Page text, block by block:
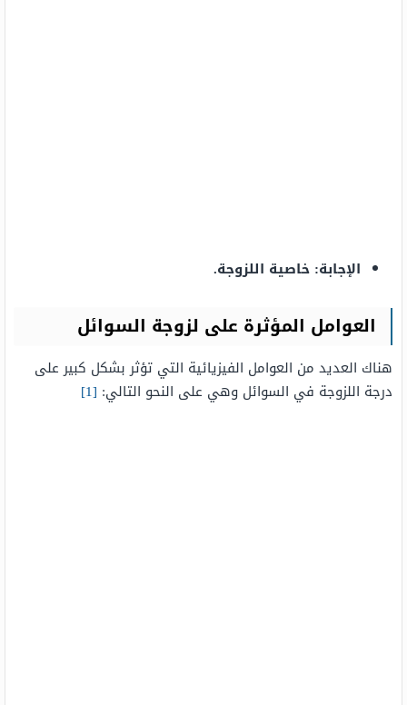
الإجابة: خاصية اللزوجة.
العوامل المؤثرة على لزوجة السوائل
هناك العديد من العوامل الفيزيائية التي تؤثر بشكل كبير على
درجة اللزوجة في السوائل وهي على النحو التالي: [1]